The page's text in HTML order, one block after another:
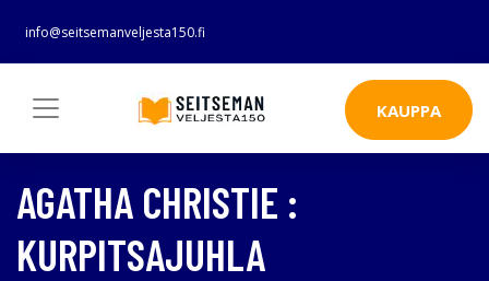
info@seitsemanveljesta150.fi
KAUPPA
AGATHA CHRISTIE :
KURPITSAJUHLA